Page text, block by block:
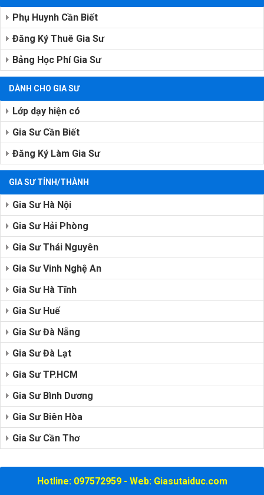
Phụ Huynh Cần Biết
Đăng Ký Thuê Gia Sư
Bảng Học Phí Gia Sư
DÀNH CHO GIA SƯ
Lớp dạy hiện có
Gia Sư Cần Biết
Đăng Ký Làm Gia Sư
GIA SƯ TỈNH/THÀNH
Gia Sư Hà Nội
Gia Sư Hải Phòng
Gia Sư Thái Nguyên
Gia Sư Vinh Nghệ An
Gia Sư Hà Tĩnh
Gia Sư Huế
Gia Sư Đà Nẵng
Gia Sư Đà Lạt
Gia Sư TP.HCM
Gia Sư Bình Dương
Gia Sư Biên Hòa
Gia Sư Cần Thơ
Hotline: 097572959 - Web: Giasutaiduc.com